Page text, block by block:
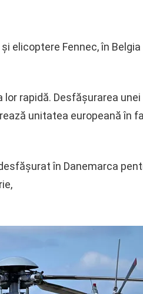
elicoptere Fennec, în Belgia
rapidă. Desfășurarea
unitatea europeană în
în Danemarca